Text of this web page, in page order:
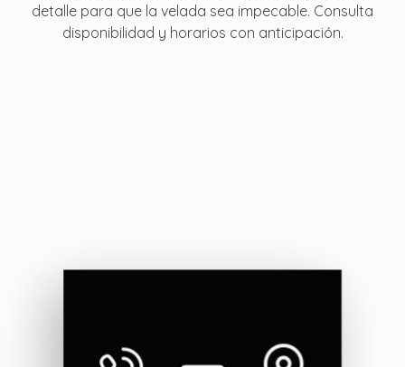
detalle para que la velada sea impecable. Consulta
disponibilidad y horarios con anticipación.